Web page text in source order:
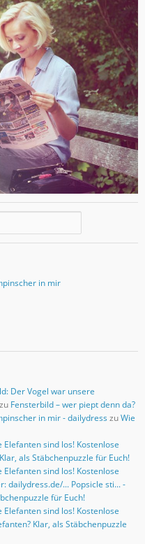
in mir
Der Vogel war unsere
Fensterbild – wer piept denn da?
in mir - dailydress zuWie
Elefanten sind los! Kostenlose
als Stäbchenpuzzle für Euch!
Elefanten sind los! Kostenlose
dailydress.de/... Popsicle sti... -
für Euch!
Elefanten sind los! Kostenlose
Klar, als Stäbchenpuzzle